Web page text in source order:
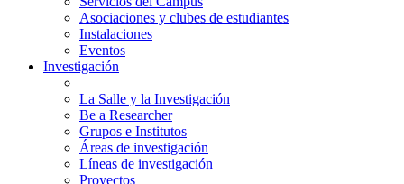
Asociaciones y clubes de estudiantes
Instalaciones
Eventos
Investigación
La Salle y la Investigación
Be a Researcher
Grupos e Institutos
Áreas de investigación
Líneas de investigación
Proyectos